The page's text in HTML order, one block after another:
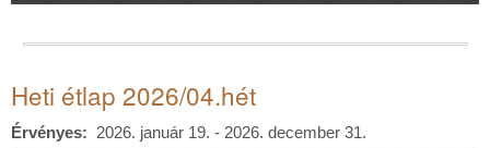
Heti étlap 2026/04.hét
Érvényes 2026. január 19. - 2026. december 31.